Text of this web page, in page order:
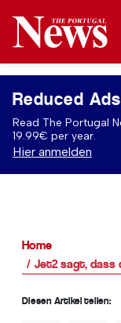
Reduced
Read The Portugal
19.99€ per year.
Hier anmelden
Home
Jet2 sagt, dass
Diesen Artikel teilen: